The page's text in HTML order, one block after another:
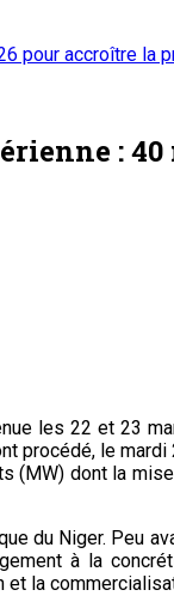
pour accroître la
: 40
les 22 et 23
procédé, le
(MW) dont la
du Niger. Peu
à la
la